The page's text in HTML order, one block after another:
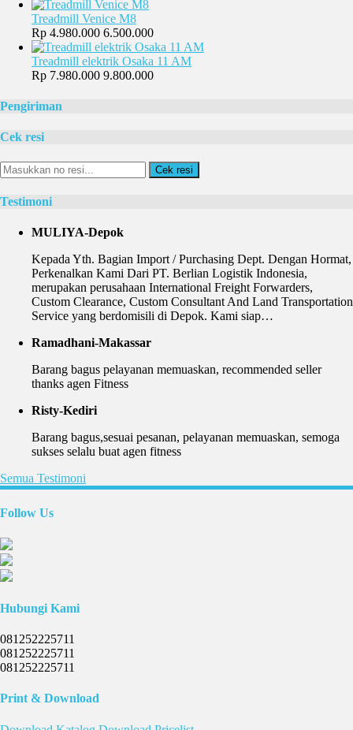
Treadmill Venice M8
Rp 4.980.000 6.500.000
Treadmill elektrik Osaka 11 AM
Rp 7.980.000 9.800.000
Pengiriman
Cek resi
Cek resi
Testimoni
MULIYA-Depok
Kepada Yth. Bagian Import / Purchasing Dept. Dengan Hormat,
Perkenalkan Kami Dari PT. Berlian Logistik Indonesia,
merupakan perusahaan International Freight Forwarders,
Custom Clearance, Custom Consultant And Land Transportation
Service yang berdomisili di Depok. Kami siap…
Ramadhani-Makassar
Barang bagus pelayanan memuaskan, recommended seller
thanks agen Fitness
Risty-Kediri
Barang bagus,sesuai pesanan, pelayanan memuaskan, semoga
sukses selalu buat agen fitness
Semua Testimoni
Follow Us
Hubungi Kami
081252225711
081252225711
081252225711
Print & Download